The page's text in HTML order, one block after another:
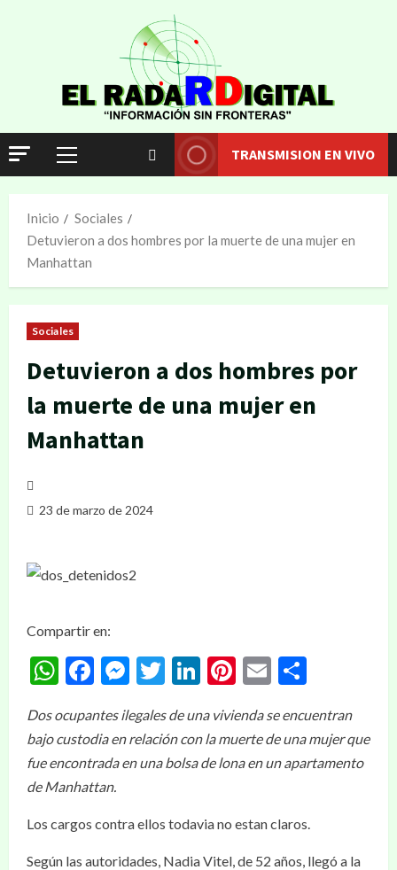
TRANSMISION EN VIVO
Inicio
Sociales
Detuvieron a dos hombres por la muerte de una mujer en
Manhattan
Sociales
Detuvieron a dos hombres por
la muerte de una mujer en
Manhattan
23 de marzo de 2024
Compartir en:
WhatsApp
Facebook
Messenger
Twitter
LinkedIn
Pinterest
Email
Dos ocupantes ilegales de una vivienda se encuentran
bajo custodia en relación con la muerte de una mujer que
fue encontrada en una bolsa de lona en un apartamento
de Manhattan.
Los cargos contra ellos todavia no estan claros.
Según las autoridades, Nadia Vitel, de 52 años, llegó a la